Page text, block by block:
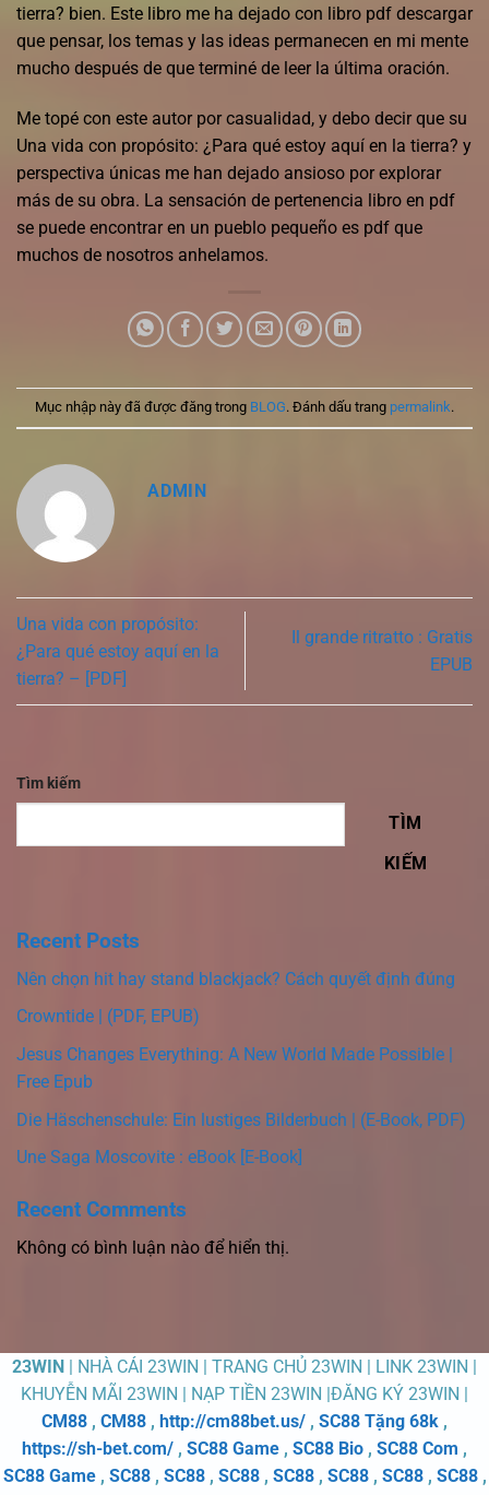
tierra? bien. Este libro me ha dejado con libro pdf descargar
que pensar, los temas y las ideas permanecen en mi mente
mucho después de que terminé de leer la última oración.
Me topé con este autor por casualidad, y debo decir que su
Una vida con propósito: ¿Para qué estoy aquí en la tierra? y
perspectiva únicas me han dejado ansioso por explorar
más de su obra. La sensación de pertenencia libro en pdf
se puede encontrar en un pueblo pequeño es pdf que
muchos de nosotros anhelamos.
Mục nhập này đã được đăng trong BLOG. Đánh dấu trang permalink.
ADMIN
Una vida con propósito:
¿Para qué estoy aquí en la
tierra? – [PDF]
Il grande ritratto : Gratis
EPUB
Tìm kiếm
TÌM
KIẾM
Recent Posts
Nên chọn hit hay stand blackjack? Cách quyết định đúng
Crowntide | (PDF, EPUB)
Jesus Changes Everything: A New World Made Possible |
Free Epub
Die Häschenschule: Ein lustiges Bilderbuch | (E-Book, PDF)
Une Saga Moscovite : eBook [E-Book]
Recent Comments
Không có bình luận nào để hiển thị.
23WIN | NHÀ CÁI 23WIN | TRANG CHỦ 23WIN | LINK 23WIN |
KHUYỄN MÃI 23WIN | NẠP TIỀN 23WIN |ĐĂNG KÝ 23WIN |
CM88 , CM88 , http://cm88bet.us/ , SC88 Tặng 68k ,
https://sh-bet.com/ , SC88 Game , SC88 Bio , SC88 Com ,
SC88 Game, SC88, SC88, SC88, SC88, SC88, SC88, SC88,